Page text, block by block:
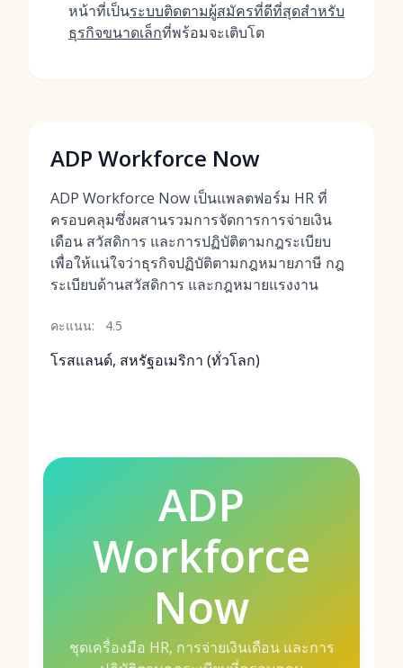
หน้าที่เป็นระบบติดตามผู้สมัครที่ดีที่สุดสำหรับ
ธุรกิจขนาดเล็กที่พร้อมจะเติบโต
ADP Workforce Now
ADP Workforce Now เป็นแพลตฟอร์ม HR ที่
ครอบคลุมซึ่งผสานรวมการจัดการการจ่ายเงิน
เดือน สวัสดิการ และการปฏิบัติตามกฎระเบียบ
เพื่อให้แน่ใจว่าธุรกิจปฏิบัติตามกฎหมายภาษี กฎ
ระเบียบด้านสวัสดิการ และกฎหมายแรงงาน
คะแนน: 4.5
โรสแลนด์, สหรัฐอเมริกา (ทั่วโลก)
ADP
Workforce
Now
ชุดเครื่องมือ HR, การจ่ายเงินเดือน และการ